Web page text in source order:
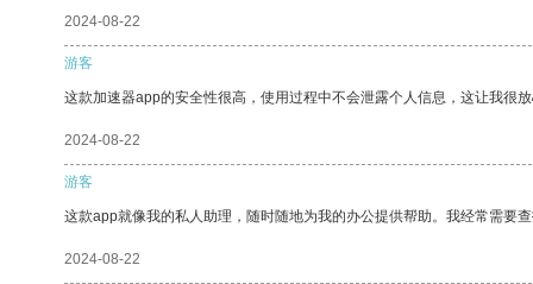
2024-08-22
游客
这款加速器app的安全性很高，使用过程中不会泄露个人信息，这让我很
2024-08-22
游客
这款app就像我的私人助理，随时随地为我的办公提供帮助。我经常需要
2024-08-22